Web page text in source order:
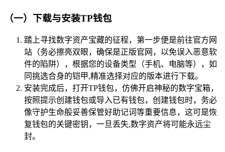
（一）下载与安装TP钱包
踏上寻找数字资产宝藏的征程，第一步便是前往官方网
站（务必擦亮双眼，确保是正版官网，以免误入恶意软
件的陷阱），根据您的设备类型（手机、电脑等），如
同挑选合身的铠甲,精准选择对应的版本进行下载。
安装完成后，打开TP钱包，仿佛开启神秘的数字宝箱，
按照提示创建钱包或导入已有钱包，创建钱包时，务必
像守护生命般妥善保管好助记词等重要信息，这可是恢
复钱包的关键密钥，一旦丢失,数字资产将可能永远尘
封。